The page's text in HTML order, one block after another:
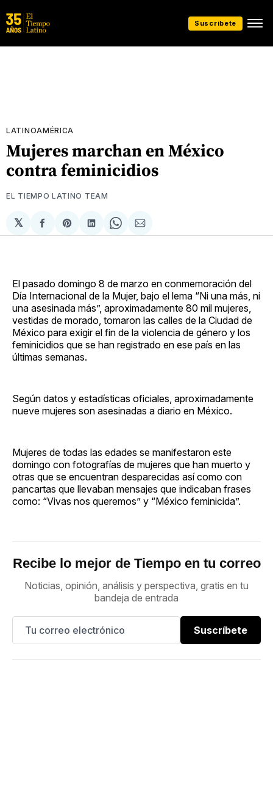
Suscríbete
LATINOAMÉRICA
Mujeres marchan en México
contra feminicidios
EL TIEMPO LATINO TEAM
𝕏
Compartir
en
Share
on
Compartir
en
Share
on
Compartir
via
El pasado domingo 8 de marzo en conmemoración del
Día Internacional de la Mujer, bajo el lema “Ni una más, ni
una asesinada más”, aproximadamente 80 mil mujeres,
vestidas de morado, tomaron las calles de la Ciudad de
México para exigir el fin de la violencia de género y los
feminicidios que se han registrado en ese país en las
últimas semanas.
Según datos y estadísticas oficiales, aproximadamente
nueve mujeres son asesinadas a diario en México.
Mujeres de todas las edades se manifestaron este
domingo con fotografías de mujeres que han muerto y
otras que se encuentran desparecidas así como con
pancartas que llevaban mensajes que indicaban frases
como: “Vivas nos queremos” y “México feminicida”.
Recibe lo mejor de Tiempo en tu correo
Noticias, opinión, análisis y perspectiva, gratis en tu
bandeja de entrada
Suscríbete